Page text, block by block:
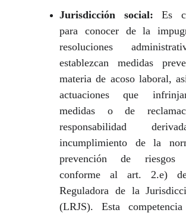
Jurisdicción social: Es
para conocer de la
resoluciones
establezcan medidas
materia de acoso laboral,
actuaciones que
medidas o de
responsabilidad
incumplimiento de la
prevención de riesgos
conforme al art. 2.e)
Reguladora de la
(LRJS). Esta